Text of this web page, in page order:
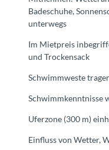
Badeschuhe,
unterwegs
Im Mietpreis
und Trockensack
Schwimmweste
Schwimmkenntnisse
Uferzone (300 m)
Einfluss von Wetter,